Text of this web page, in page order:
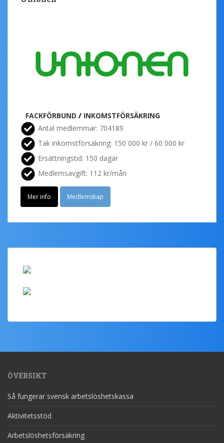
FACKFÖRBUND / INKOMSTFÖRSÄKRING
Antal medlemmar: 704189
Tak inkomstförsäkring: 150 000 kr / 60 000 kr
Ersättningstid: 150 dagar
Medlemsavgift: 112 kr/mån
Mer info Medlemskap
ÖVERSIKT
Så fungerar svensk arbetslöshetskassa
Aktivitetsstöd
Arbetslöshetsförsäkring